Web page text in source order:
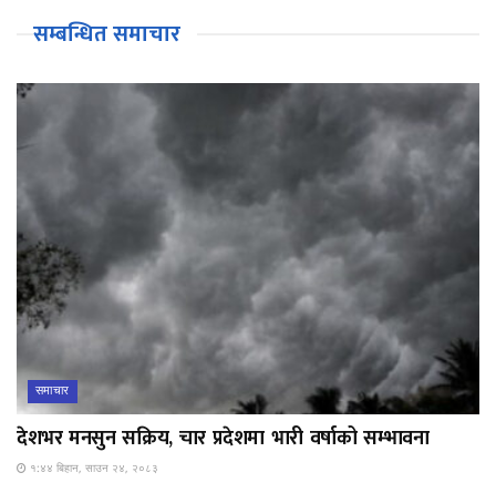
सम्बन्धित समाचार
समाचार
देशभर मनसुन सक्रिय, चार प्रदेशमा भारी वर्षाको सम्भावना
१:४४ बिहान, साउन २४, २०८३